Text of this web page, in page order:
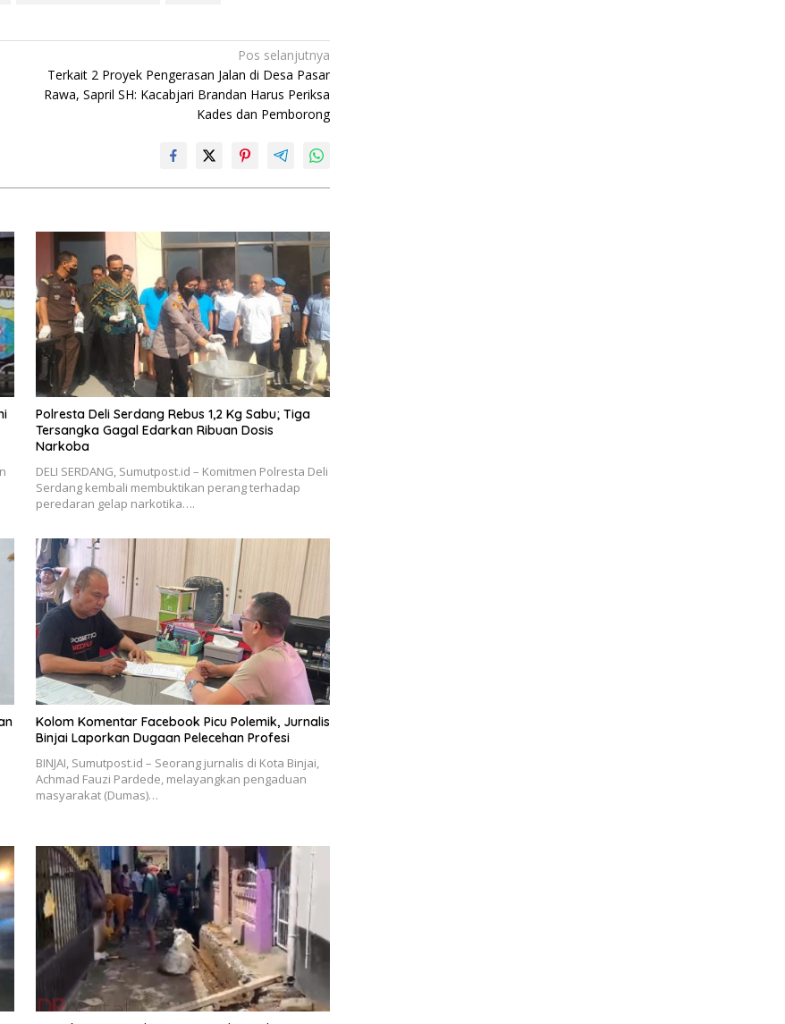
Pos selanjutnya
Terkait 2 Proyek Pengerasan Jalan di Desa Pasar
Rawa, Sapril SH: Kacabjari Brandan Harus Periksa
Kades dan Pemborong
Polresta Deli Serdang Rebus 1,2 Kg Sabu; Tiga
Tersangka Gagal Edarkan Ribuan Dosis
Narkoba
DELI SERDANG, Sumutpost.id – Komitmen Polresta Deli
Serdang kembali membuktikan perang terhadap
peredaran gelap narkotika….
Kolom Komentar Facebook Picu Polemik, Jurnalis
Binjai Laporkan Dugaan Pelecehan Profesi
BINJAI, Sumutpost.id – Seorang jurnalis di Kota Binjai,
Achmad Fauzi Pardede, melayangkan pengaduan
masyarakat (Dumas)…